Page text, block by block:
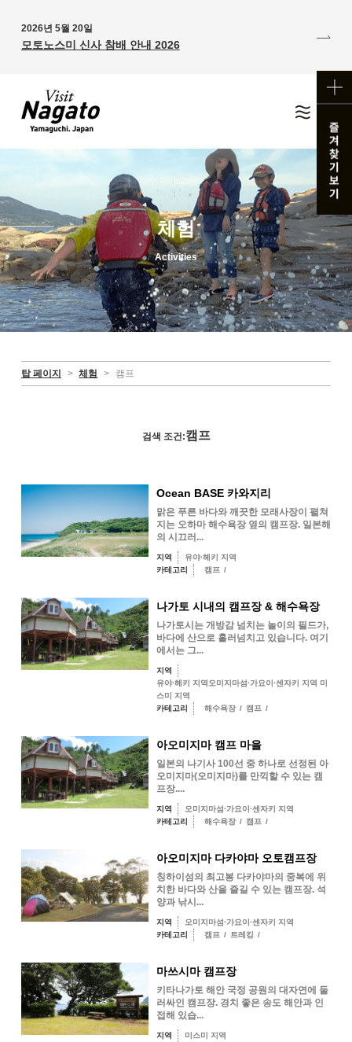
2026년 5월 20일
모토노스미 신사 참배 안내 2026
탑 페이지 > 체험 > 캠프
체험
Activities
검색 조건:캠프
Ocean BASE 카와지리
맑은 푸른 바다와 깨끗한 모래사장이 펼쳐
지는 오하마 해수욕장 옆의 캠프장. 일본해
의 시끄러...
지역
유야·헤키 지역
카테고리
캠프 /
나가토 시내의 캠프장 & 해수욕장
나가토시는 개방감 넘치는 놀이의 필드가,
바다에 산으로 흘러넘치고 있습니다. 여기
에서는 그...
지역
유야·헤키 지역오미지마섬·가요이·센자키 지역 미
스미 지역
카테고리
해수욕장 / 캠프 /
아오미지마 캠프 마을
일본의 나기사 100선 중 하나로 선정된 아
오미지마(오미지마)를 만끽할 수 있는 캠
프장....
지역
오미지마섬·가요이·센자키 지역
카테고리
해수욕장 / 캠프 /
아오미지마 다카야마 오토캠프장
칭하이섬의 최고봉 다카야마의 중복에 위
치한 바다와 산을 즐길 수 있는 캠프장. 석
양과 낚시...
지역
오미지마섬·가요이·센자키 지역
카테고리
캠프 / 트레킹 /
마쓰시마 캠프장
키타나가토 해안 국정 공원의 대자연에 둘
러싸인 캠프장. 경치 좋은 송도 해안과 인
접해 있습...
지역
미스미 지역